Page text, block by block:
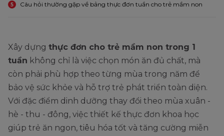
5 Câu hỏi thường gặp về bảng thực đơn tuần cho trẻ mầm non
Xây dựng thực đơn cho trẻ mầm non trong 1
tuần không chỉ là việc chọn món ăn đủ chất, mà
còn phải phù hợp theo từng mùa trong năm để
bảo vệ sức khỏe và hỗ trợ trẻ phát triển toàn diện.
Với đặc điểm dinh dưỡng thay đổi theo mùa xuân -
hè - thu - đông, việc thiết kế thực đơn khoa học
giúp trẻ ăn ngon, tiêu hóa tốt và tăng cường miễn